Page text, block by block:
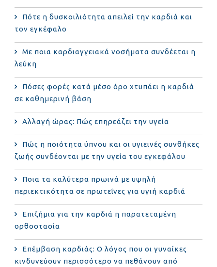
Πότε η δυσκοιλιότητα απειλεί την καρδιά και
τον εγκέφαλο
Με ποια καρδιαγγειακά νοσήματα συνδέεται η
λεύκη
Πόσες φορές κατά μέσο όρο χτυπάει η καρδιά
σε καθημερινή βάση
Αλλαγή ώρας: Πώς επηρεάζει την υγεία
Πώς η ποιότητα ύπνου και οι υγιεινές συνθήκες
ζωής συνδέονται με την υγεία του εγκεφάλου
Ποια τα καλύτερα πρωινά με υψηλή
περιεκτικότητα σε πρωτεΐνες για υγιή καρδιά
Επιζήμια για την καρδιά η παρατεταμένη
ορθοστασία
Επέμβαση καρδιάς: Ο λόγος που οι γυναίκες
κινδυνεύουν περισσότερο να πεθάνουν από